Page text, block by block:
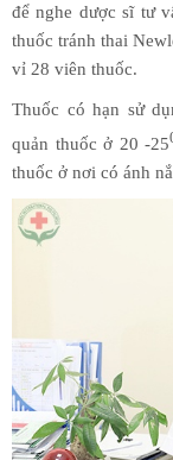
để nghe dược sĩ tư
thuốc tránh thai
vỉ 28 viên thuốc.
Thuốc có hạn sử
quản thuốc ở 20 -25
thuốc ở nơi có ánh